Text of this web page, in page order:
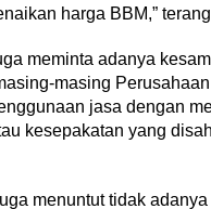
harga BBM,”
meminta adanya
masing
jasa dengan
kesepakatan yang
menuntut tidak